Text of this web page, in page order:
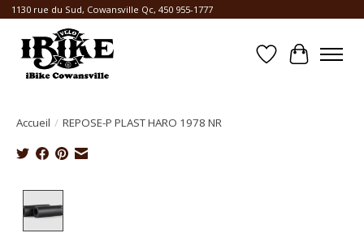
1130 rue du Sud, Cowansville Qc, 450 955-1777
Liste dePanier
Accueil / REPOSE-P PLAST HARO 1978 NR